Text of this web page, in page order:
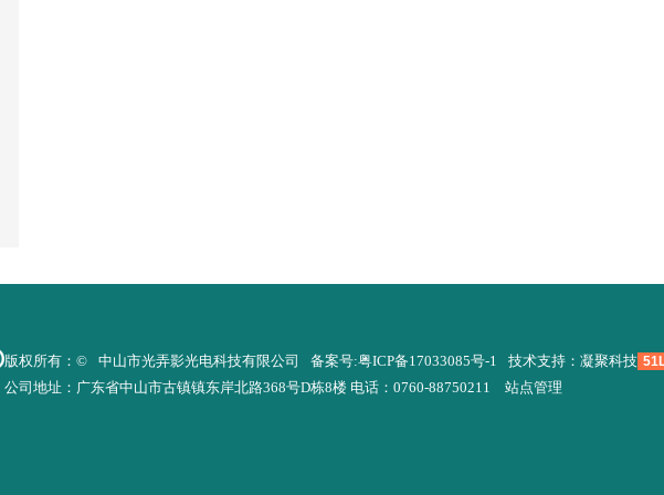
版权所有：© 中山市光弄影光电科技有限公司 备案号:粤ICP备17033085号-1 技术支持：凝聚科技
公司地址：广东省中山市古镇镇东岸北路368号D栋8楼 电话：0760-88750211 站点管理